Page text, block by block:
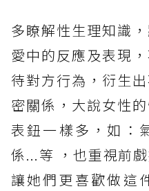
多瞭解性生理知識
愛中的反應及表現
待對方行為，衍生
密關係，大說女性
表鈕一樣多，如：
係...等 ，也重視前
讓她們更喜歡做這